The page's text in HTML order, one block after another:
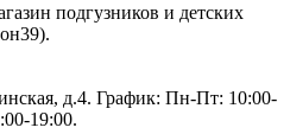
подгузников и детских
д.4. График: Пн-Пт: 10:00-
19:00.